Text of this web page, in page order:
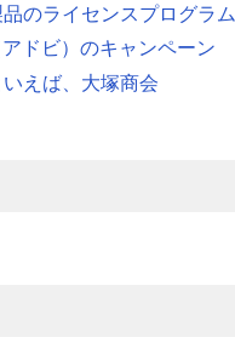
のライセンスプログラム
ドビ）のキャンペーン
えば、大塚商会